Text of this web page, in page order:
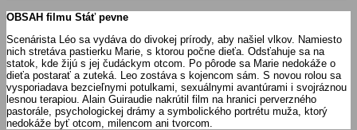
OBSAH filmu Stáť pevne
Scenárista Léo sa vydáva do divokej prírody, aby našiel vlkov. Namiesto
nich stretáva pastierku Marie, s ktorou počne dieťa. Odsťahuje sa na
statok, kde žijú s jej čudáckym otcom. Po pôrode sa Marie nedokáže o
dieťa postarať a zuteká. Leo zostáva s kojencom sám. S novou rolou sa
vysporiadava bezcieľnymi potulkami, sexuálnymi avantúrami i svojráznou
lesnou terapiou. Alain Guiraudie nakrútil film na hranici perverzného
pastorále, psychologickej drámy a symbolického portrétu muža, ktorý
nedokáže byť otcom, milencom ani tvorcom.